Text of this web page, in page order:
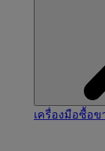
เครื่องมือซื้อข